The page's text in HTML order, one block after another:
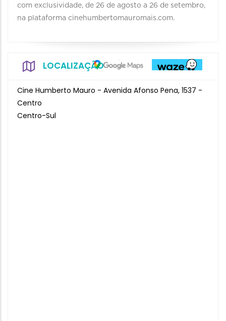
com exclusividade, de 26 de agosto a 26 de setembro,
na plataforma cinehumbertomauromais.com.
LOCALIZAÇÃO
Cine Humberto Mauro - Avenida Afonso Pena, 1537 -
Centro
Centro-Sul